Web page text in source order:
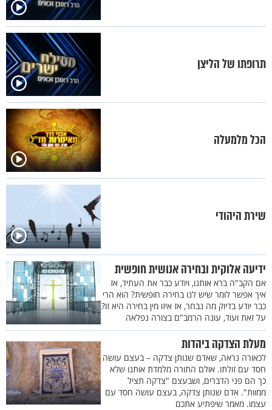
תרופתו של הליצן
הכל מלמעלה
שירת היהודי
ידיעה אלוקית ובחירה אנושית חופשית
אם הקב"ה ברא אותנו, ויודע כבר את העתיד, אז
איך אפשר לומר שיש לנו בחירה חופשית? הוא הרי
כבר יודע בדיוק מה נבחר, אז איזו מין בחירה היא זו?
על זאת ועוד, עונה הרמב"ם בצורה נפלאה
מעלת הצדקה ביהדות
לכאורה נראה, שאדם שנותן צדקה – בעצם עושה
חסד עם זולתו. אולם התורה מלמדת אותנו שלא
כך הם פני הדברים, ושבעצם "צדקה תציל
ממוות". אדם שנותן צדקה, בעצם עושה חסד עם
עצמו. מאמר שיפתיע אתכם